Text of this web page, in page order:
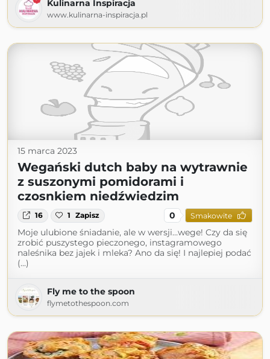
Kulinarna Inspiracja
www.kulinarna-inspiracja.pl
15 marca 2023
Wegański dutch baby na wytrawnie
z suszonymi pomidorami i
czosnkiem niedźwiedzim
16 1 Zapisz 0 Smakowite
Moje ulubione śniadanie, ale w wersji…wege! Czy da się
zrobić puszystego pieczonego, instagramowego
naleśnika bez jajek i mleka? Ano da się! I najlepiej podać
(...)
Fly me to the spoon
flymetothespoon.com